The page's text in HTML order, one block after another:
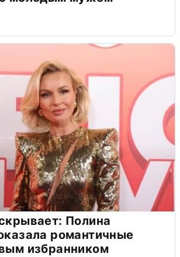
Полина
романтичные
избранником